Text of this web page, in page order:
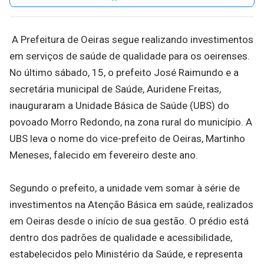
A Prefeitura de Oeiras segue realizando investimentos
em serviços de saúde de qualidade para os oeirenses.
No último sábado, 15, o prefeito José Raimundo e a
secretária municipal de Saúde, Auridene Freitas,
inauguraram a Unidade Básica de Saúde (UBS) do
povoado Morro Redondo, na zona rural do município. A
UBS leva o nome do vice-prefeito de Oeiras, Martinho
Meneses, falecido em fevereiro deste ano.
Segundo o prefeito, a unidade vem somar à série de
investimentos na Atenção Básica em saúde, realizados
em Oeiras desde o início de sua gestão. O prédio está
dentro dos padrões de qualidade e acessibilidade,
estabelecidos pelo Ministério da Saúde, e representa